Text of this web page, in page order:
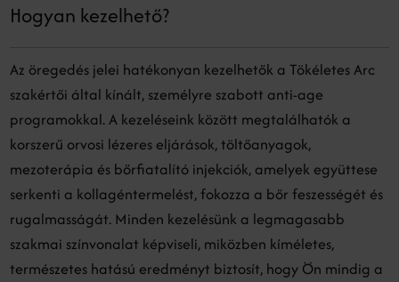
Hogyan kezelhető?
Az öregedés jelei hatékonyan kezelhetők a Tökéletes Arc
szakértői által kínált, személyre szabott anti-age
programokkal. A kezeléseink között megtalálhatók a
korszerű orvosi lézeres eljárások, töltőanyagok,
mezoterápia és bőrfiatalító injekciók, amelyek együttese
serkenti a kollagéntermelést, fokozza a bőr feszességét és
rugalmasságát. Minden kezelésünk a legmagasabb
szakmai színvonalat képviseli, miközben kíméletes,
természetes hatású eredményt biztosít, hogy Ön mindig a